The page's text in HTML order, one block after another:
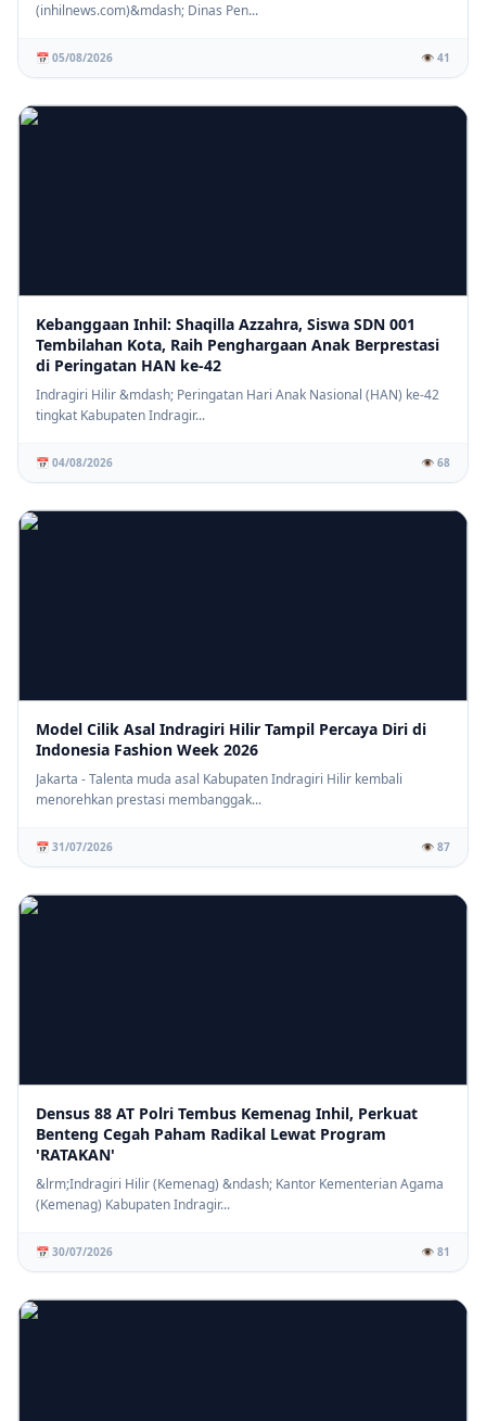
(inhilnews.com)&mdash; Dinas Pen...
📅 05/08/2026 👁️ 41
Kebanggaan Inhil: Shaqilla Azzahra, Siswa SDN 001
Tembilahan Kota, Raih Penghargaan Anak Berprestasi
di Peringatan HAN ke-42
Indragiri Hilir &mdash; Peringatan Hari Anak Nasional (HAN) ke-42
tingkat Kabupaten Indragir...
📅 04/08/2026 👁️ 68
Model Cilik Asal Indragiri Hilir Tampil Percaya Diri di
Indonesia Fashion Week 2026
Jakarta - Talenta muda asal Kabupaten Indragiri Hilir kembali
menorehkan prestasi membanggak...
📅 31/07/2026 👁️ 87
Densus 88 AT Polri Tembus Kemenag Inhil, Perkuat
Benteng Cegah Paham Radikal Lewat Program
'RATAKAN'
&lrm;Indragiri Hilir (Kemenag) &ndash; Kantor Kementerian Agama
(Kemenag) Kabupaten Indragir...
📅 30/07/2026 👁️ 81